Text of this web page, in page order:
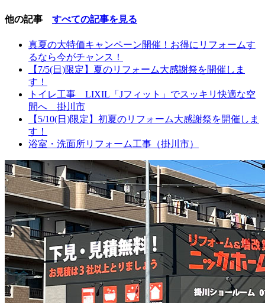
他の記事 すべての記事を見る
真夏の大特価キャンペーン開催！お得にリフォームす
るなら今がチャンス！
【7/5(日)限定】夏のリフォーム大感謝祭を開催しま
す！
トイレ工事 LIXIL「Jフィット」でスッキリ快適な空
間へ 掛川市
【5/10(日)限定】初夏のリフォーム大感謝祭を開催しま
す！
浴室・洗面所リフォーム工事（掛川市）